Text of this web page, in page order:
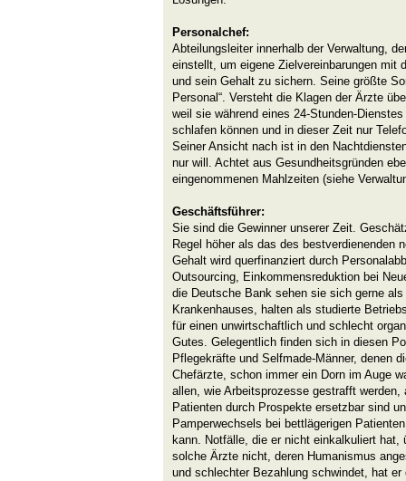
Personalchef:
Abteilungsleiter innerhalb der Verwaltung,
einstellt, um eigene Zielvereinbarungen mit
und sein Gehalt zu sichern. Seine größte
Personal“. Versteht die Klagen der Ärzte
weil sie während eines 24-Stunden-
schlafen können und in dieser Zeit nur
Seiner Ansicht nach ist in den
nur will. Achtet aus Gesundheitsgründen
eingenommenen Mahlzeiten (siehe
Geschäftsführer:
Sie sind die Gewinner unserer Zeit.
Regel höher als das des bestverdienenden
Gehalt wird querfinanziert durch
Outsourcing, Einkommensreduktion bei
die Deutsche Bank sehen sie sich gerne
Krankenhauses, halten als studierte
für einen unwirtschaftlich und schlecht
Gutes. Gelegentlich finden sich in diesen
Pflegekräfte und Selfmade-Männer, denen
Chefärzte, schon immer ein Dorn im Auge
allen, wie Arbeitsprozesse gestrafft werden,
Patienten durch Prospekte ersetzbar sind
Pamperwechsels bei bettlägerigen
kann. Notfälle, die er nicht einkalkuliert hat,
solche Ärzte nicht, deren Humanismus
und schlechter Bezahlung schwindet, hat